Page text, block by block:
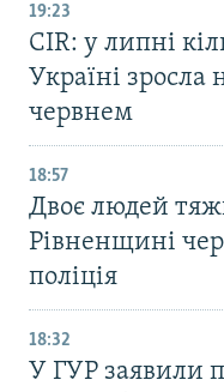
19:23
CIR: у липні
Україні зросла
червнем
18:57
Двоє людей
Рівненщині
поліція
18:32
У ГУР заявили